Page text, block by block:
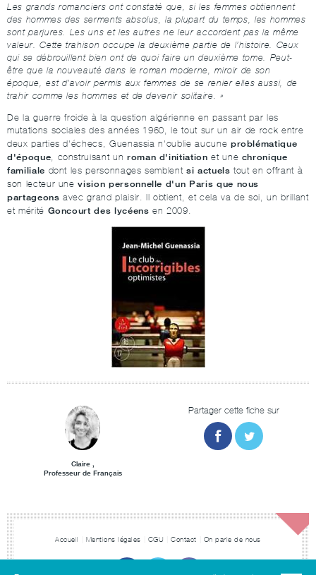
Les grands romanciers ont constaté que, si les femmes obtiennent
des hommes des serments absolus, la plupart du temps, les hommes
sont parjures. Les uns et les autres ne leur accordent pas la même
valeur. Cette trahison occupe la deuxième partie de l’histoire. Ceux
qui se débrouillent bien ont de quoi faire un deuxième tome. Peut-
être que la nouveauté dans le roman moderne, miroir de son
époque, est d’avoir permis aux femmes de se renier elles aussi, de
trahir comme les hommes et de devenir solitaire. »
De la guerre froide à la question algérienne en passant par les
mutations sociales des années 1960, le tout sur un air de rock entre
deux parties d'échecs, Guenassia n'oublie aucune problématique
d'époque, construisant un roman d'initiation et une chronique
familiale dont les personnages semblentsi actuels tout en offrant à
son lecteur unevision personnelle d'un Paris que nous
partageons avec grand plaisir. Il obtient, et cela va de soi, un brillant
et mérité Goncourt des lycéens en 2009.
Claire ,
Professeur de Français
Partager cette fiche sur
Accueil Mentions légales CGU Contact On parle de nous